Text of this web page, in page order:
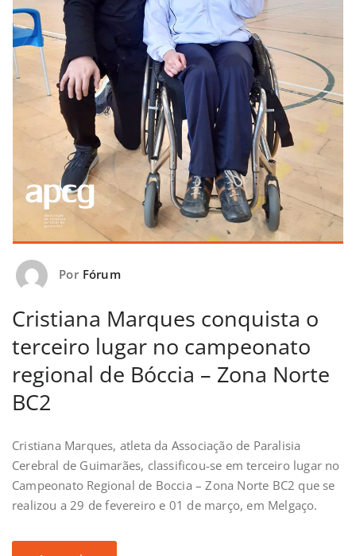
Por Fórum
Cristiana Marques conquista o
terceiro lugar no campeonato
regional de Bóccia – Zona Norte
BC2
Cristiana Marques, atleta da Associação de Paralisia
Cerebral de Guimarães, classificou-se em terceiro lugar no
Campeonato Regional de Boccia – Zona Norte BC2 que se
realizou a 29 de fevereiro e 01 de março, em Melgaço.